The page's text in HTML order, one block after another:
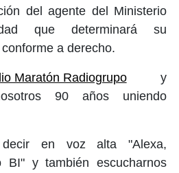
del agente del Ministerio
que determinará su
a derecho.
Maratón Radiogrupoy
90 años uniendo
decir en voz alta "Alexa,
BI" y también escucharnos